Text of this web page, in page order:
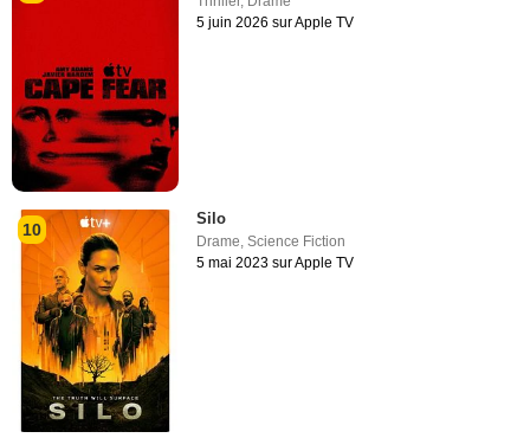
5 juin 2026 sur Apple TV
10
Silo
Drame,Science Fiction
5 mai 2023 sur Apple TV